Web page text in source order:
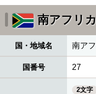
南アフリカ
国・地域名 南ア
国番号 27
2文字